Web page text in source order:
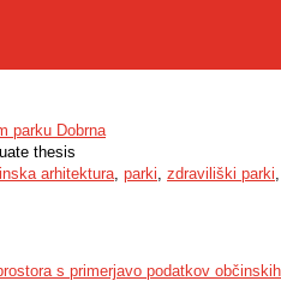
parku Dobrna
thesis
arhitektura, parki, zdraviliški parki,
s primerjavo podatkov